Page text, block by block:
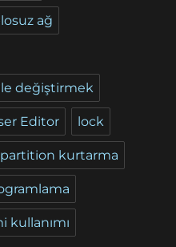
ağ
değiştirmek
Editor lock
partition kurtarma
kullanımı